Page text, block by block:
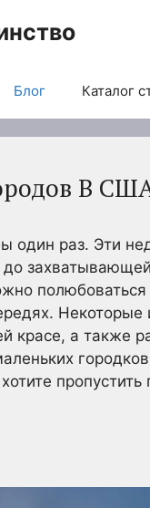
Блог Каталог
В
один раз. Эти
Некоторые
красе, а также
пропустить